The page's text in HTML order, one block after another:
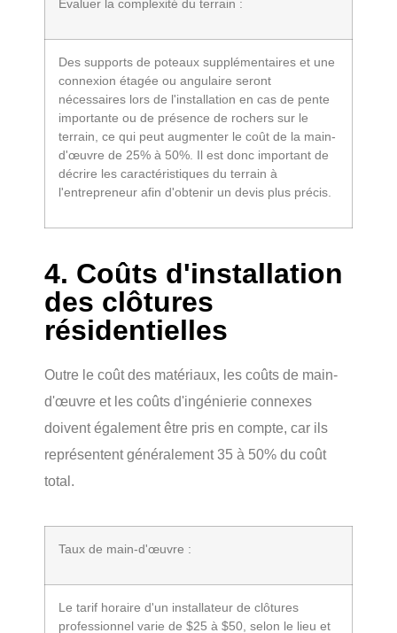
Évaluer la complexité du terrain :
Des supports de poteaux supplémentaires et une
connexion étagée ou angulaire seront
nécessaires lors de l'installation en cas de pente
importante ou de présence de rochers sur le
terrain, ce qui peut augmenter le coût de la main-
d'œuvre de 25% à 50%. Il est donc important de
décrire les caractéristiques du terrain à
l'entrepreneur afin d'obtenir un devis plus précis.
4. Coûts d'installation
des clôtures
résidentielles
Outre le coût des matériaux, les coûts de main-
d'œuvre et les coûts d'ingénierie connexes
doivent également être pris en compte, car ils
représentent généralement 35 à 50% du coût
total.
Taux de main-d'œuvre :
Le tarif horaire d'un installateur de clôtures
professionnel varie de $25 à $50, selon le lieu et